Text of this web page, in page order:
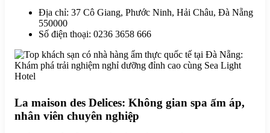
Địa chỉ: 37 Cô Giang, Phước Ninh, Hải Châu, Đà Nẵng
550000
Số điện thoại: 0236 3658 666
La maison des Delices: Không gian spa ấm áp,
nhân viên chuyên nghiệp